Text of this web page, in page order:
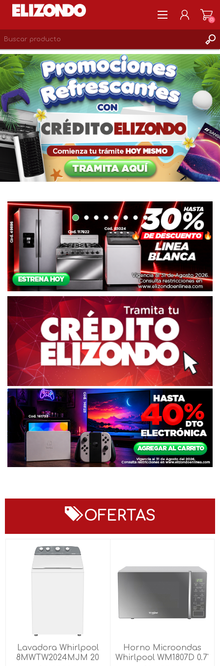
REGISTRARSE
MI CUENTA
LISTA DE DESEOS 0
(0)
OFERTAS
Lavadora Whirlpool
8MWTW2024MJM 20
Horno Microondas
Whirlpool WM1807D 0.7'